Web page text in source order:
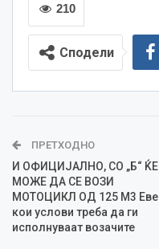
210
Сподели
ПРЕТХОДНО
И ОФИЦИЈАЛНО, СО „Б“ ЌЕ
МОЖЕ ДА СЕ ВОЗИ
МОТОЦИКЛ ОД 125 М3 Еве
кои услови треба да ги
исполнуваат возачите